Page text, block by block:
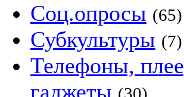
Соц.опросы (65)
Субкультуры (7)
Телефоны,
гаджеты